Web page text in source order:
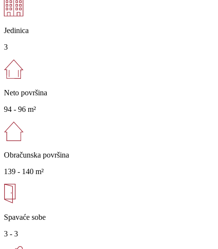
Jedinica
3
Neto površina
94 - 96 m²
Obračunska površina
139 - 140 m²
Spavaće sobe
3 - 3